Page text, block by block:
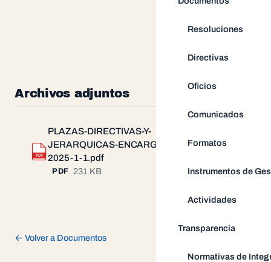
Resoluciones
Directivas
Oficios
Comunicados
Formatos
Instrumentos de
Actividades
Transparencia
Normativas de
Archivos adjuntos
PDF
PLAZAS-DIRECTIVAS-Y-
JERARQUICAS-ENCARGATURA-
2025-1-1.pdf
PDF 231 KB
← Volver a Documentos